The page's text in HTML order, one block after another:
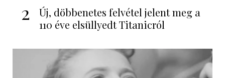
2
Új, döbbenetes felvétel jelent meg a
110 éve elsüllyedt Titanicról